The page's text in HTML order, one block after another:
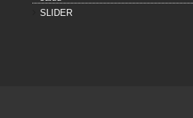
SLIDER